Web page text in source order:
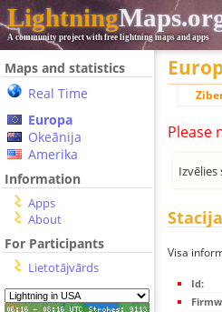
Lightning
A community project with free lightning maps and apps
Maps and statistics
Real Time
Europa
Okeānija
Amerika
Information
Apps
About
For Participants
Lietotājvārds
Please
Izvēlies
Visa
Id: